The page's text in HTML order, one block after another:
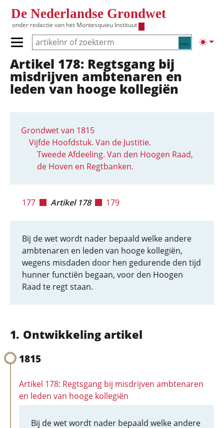
De Nederlandse Grondwet
onder redactie van het Montesquieu Instituut
Zoeken
Primair menu tonen/verbergen
Hoofdnavigatie
Artikel 178: Regtsgang bij
misdrijven ambtenaren en
leden van hooge kollegiën
Grondwet van 1815
Vijfde Hoofdstuk. Van de Justitie.
Tweede Afdeeling. Van den Hoogen Raad,
de Hoven en Regtbanken.
177 Artikel 178 179
Bij de wet wordt nader bepaald welke andere
ambtenaren en leden van hooge kollegiën,
wegens misdaden door hen gedurende den tijd
hunner functiën begaan, voor den Hoogen
Raad te regt staan.
Ontwikkeling artikel
1815
Artikel 178: Regtsgang bij misdrijven ambtenaren
en leden van hooge kollegiën
Bij de wet wordt nader bepaald welke andere